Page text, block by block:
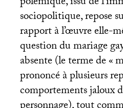
sociopolitique, repose
rapport à l’œuvre elle-
question du mariage
absente (le terme de «
prononcé à plusieurs
comportements jaloux